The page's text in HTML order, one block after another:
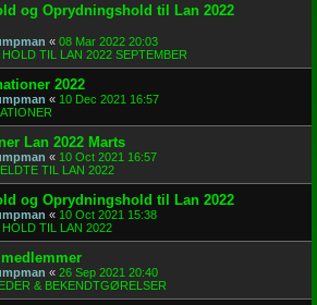
og Oprydningshold til Lan 2022
« 08 Mar 2022 20:03
TIL LAN 2022 SEPTEMBER
2022
« 10 Dec 2021 16:57
Lan 2022 Marts
« 10 Oct 2021 16:57
TIL LAN 2022
og Oprydningshold til Lan 2022
« 10 Oct 2021 15:38
TIL LAN 2022
« 26 Sep 2021 20:40
& BEKENDTGØRELSER